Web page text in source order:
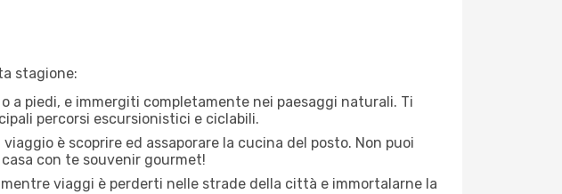
stagione:
a piedi, e immergiti completamente nei paesaggi naturali. Ti
percorsi escursionistici e ciclabili.
è scoprire ed assaporare la cucina del posto. Non puoi
con te souvenir gourmet!
viaggi è perderti nelle strade della città e immortalarne la